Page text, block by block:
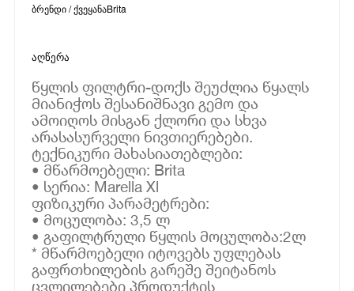
ბრენდი / ქვეყანაBrita
აღწერა
წყლის ფილტრი-დოქს შეუძლია წყალს
მიანიჭოს შესანიშნავი გემო და
ამოიღოს მისგან ქლორი და სხვა
არასასურველი ნივთიერებები.
ტექნიკური მახასიათებლები:
• მწარმოებელი: Brita
• სერია: Marella Xl
ფიზიკური პარამეტრები:
• მოცულობა: 3,5 ლ
• გაფილტრული წყლის მოცულობა:2ლ
* მწარმოებელი იტოვებს უფლებას
გაფრთხილების გარეშე შეიტანოს
ცვლილებები პროდუქტის